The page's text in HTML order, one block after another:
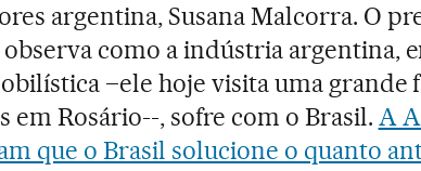
argentina, Susana Malcorra. O
observa como a indústria argentina,
–ele hoje visita uma grande
em Rosário--, sofre com o Brasil. A
que o Brasil solucione o quanto